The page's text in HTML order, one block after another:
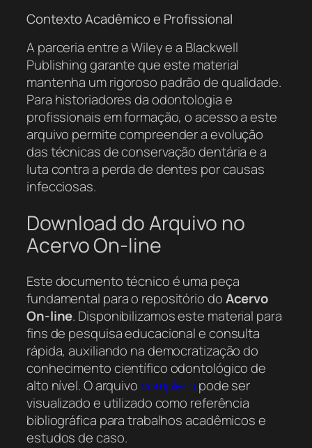
Contexto Acadêmico e Profissional
A parceria entre a Wiley e a Blackwell
Publishing garante que este material
mantenha um rigoroso padrão de qualidade.
Para historiadores da odontologia e
profissionais em formação, o acesso a este
arquivo permite compreender a evolução
das técnicas de conservação dentária e a
luta contra a perda de dentes por causas
infecciosas.
Download do Arquivo no
Acervo On-line
Este documento técnico é uma peça
fundamental para o repositório doAcervo
On-line. Disponibilizamos este material para
fins de pesquisa educacional e consulta
rápida, auxiliando na democratização do
conhecimento científico odontológico de
alto nível. O arquivocompleto pode ser
visualizado e utilizado como referência
bibliográfica para trabalhos acadêmicos e
estudos de caso.